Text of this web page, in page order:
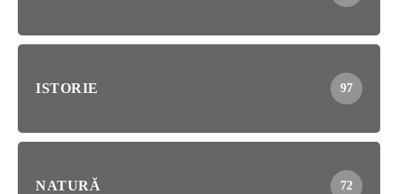
ISTORIE 97
NATURĂ 72